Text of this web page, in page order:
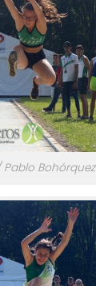
Pablo Bohórquez